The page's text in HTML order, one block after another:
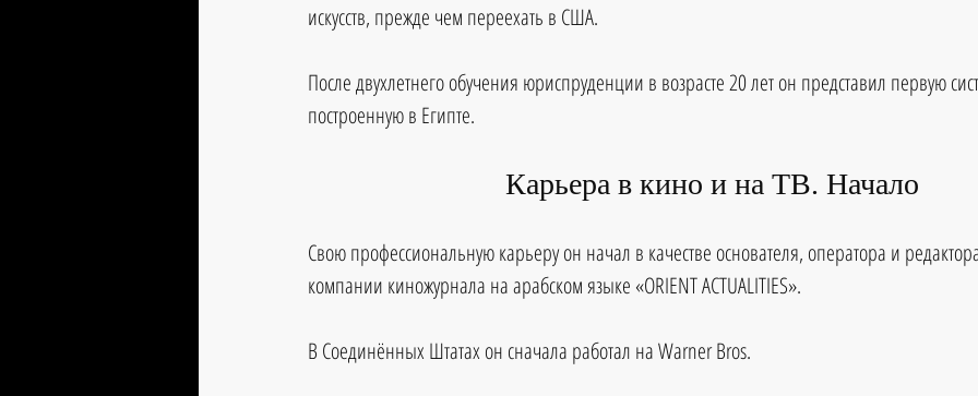
искусств, прежде чем переехать в США.
После двухлетнего обучения юриспруденции в возрасте 20 лет он представил первую
построенную в Египте.
Карьера в кино и на ТВ. Начало
Свою профессиональную карьеру он начал в качестве основателя, оператора и
компании киножурнала на арабском языке «ORIENT ACTUALITIES».
В Соединённых Штатах он сначала работал на Warner Bros.